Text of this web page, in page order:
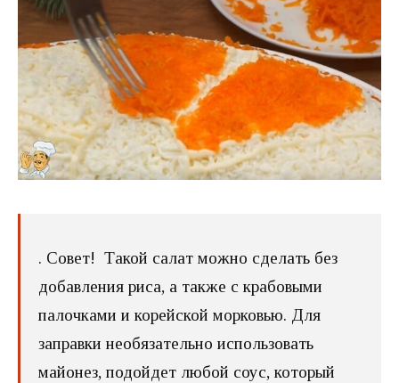
. Совет! Такой салат можно сделать без
добавления риса, а также с крабовыми
палочками и корейской морковью. Для
заправки необязательно использовать
майонез, подойдет любой соус, который